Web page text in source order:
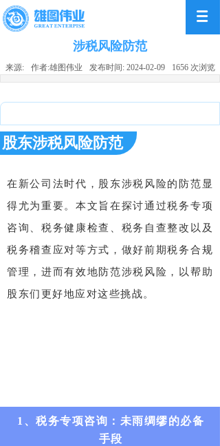
涉税风险防范
来源: 作者:雄图伟业 发布时间: 2024-02-09 1656 次浏览
股东涉税风险防范
在新公司法时代，股东涉税风险的防范显
得尤为重要。本文旨在探讨通过税务专项
咨询、税务健康检查、税务自查整改以及
税务稽查应对等方式，做好前期税务合规
管理，进而有效地防范涉税风险，以帮助
股东们更好地应对这些挑战。
1、税务专项咨询：未雨绸缪的必备
手段